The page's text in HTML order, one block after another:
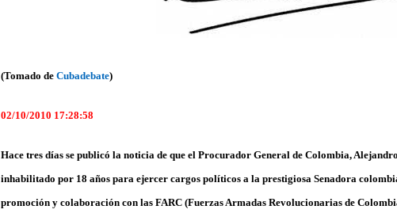
(Tomado de Cubadebate)
02/10/2010 17:28:58
Hace tres días se publicó la noticia de que el Procurador General de Colombia,
inhabilitado por 18 años para ejercer cargos políticos a la prestigiosa Senadora
promoción y colaboración con las FARC (Fuerzas Armadas Revolucionarias de